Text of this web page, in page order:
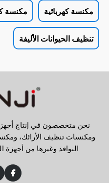
مكنسة كهربائية مكنسة
تنظيف الحيوانات الأليفة
نحن متخصصون في إنتاج أجهزة
ومكنسات تنظيف الأرائك،
النوافذ وغيرها من أجهزة